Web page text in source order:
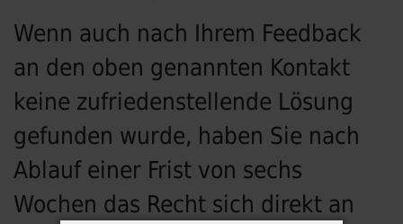
Wenn auch nach Ihrem Feedback
an den oben genannten Kontakt
keine zufriedenstellende Lösung
gefunden wurde, haben Sie nach
Ablauf einer Frist von sechs
Wochen das Recht sich direkt an